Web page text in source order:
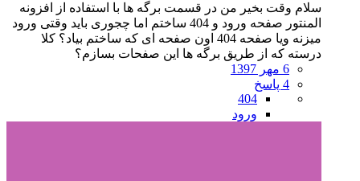
سلام وقت بخیر من در قسمت برگه ها با استفاده از افزونه
المنتور صفحه ورود و 404 ساختم اما چجوری باید وقتی ورود
میزنه ویا صفحه 404 اون صفحه ای که ساختم بیاد؟ کلا
درسته که از طریق برگه ها این صفحات بسازم؟
6 مهر 1397
4 پاسخ
404
ورود